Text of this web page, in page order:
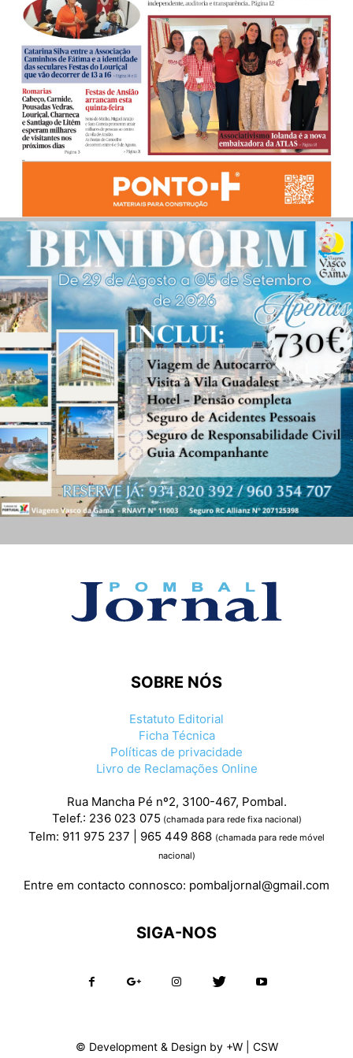
SOBRE NÓS
Estatuto Editorial
Ficha Técnica
Políticas de privacidade
Livro de Reclamações Online
Rua Mancha Pé nº2, 3100-467, Pombal.
Telef.: 236 023 075 (chamada para rede fixa nacional)
Telm: 911 975 237 | 965 449 868 (chamada para rede móvel
nacional)
Entre em contacto connosco: pombaljornal@gmail.com
SIGA-NOS
© Development & Design by +W| CSW